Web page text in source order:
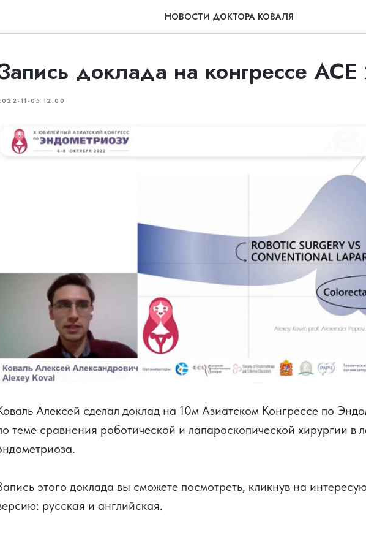
НОВОСТИ ДОКТОРА КОВАЛЯ
доклада на конгрессе
11-05 12:00
Алексей сделал доклад на 10м Азиатском Конгрессе по
теме сравнения роботической и лапароскопической хирургии в
этого доклада вы сможете посмотреть, кликнув на
русская и английская.